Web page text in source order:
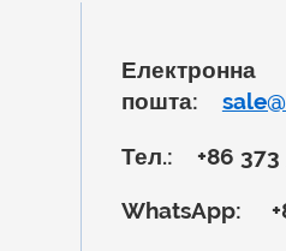
Електронна
пошта:
Тел.: +86
WhatsApp: